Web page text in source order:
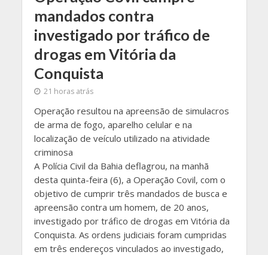
mandados contra
investigado por tráfico de
drogas em Vitória da
Conquista
21 horas atrás
Operação resultou na apreensão de simulacros
de arma de fogo, aparelho celular e na
localização de veículo utilizado na atividade
criminosa
A Polícia Civil da Bahia deflagrou, na manhã
desta quinta-feira (6), a Operação Covil, com o
objetivo de cumprir três mandados de busca e
apreensão contra um homem, de 20 anos,
investigado por tráfico de drogas em Vitória da
Conquista. As ordens judiciais foram cumpridas
em três endereços vinculados ao investigado,